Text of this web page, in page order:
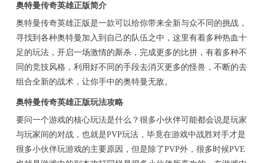
奥特曼传奇英雄正版简介
奥特曼传奇英雄正版是一款可以给你带来全新与众不同的挑战，
寻找到各种奥特曼加入到自己的队伍之中，这里有着多种热血十
足的玩法，开启一场激情的厮杀，完成更多的比拼，有着多种不
同的竞技风格，利用好不同的手段去消灭更多的怪兽，不断的去
组合全新的战术，让你手中的奥特曼无敌。
奥特曼传奇英雄正版玩法攻略
要问一个游戏的核心玩法是什么？很多小伙伴可能都会说是玩家
与玩家间的对战，也就是PVP玩法，毕竟在游戏中战胜对手才是
很多小伙伴玩游戏的主要原因，但是除了PVP外，很多时候PVE